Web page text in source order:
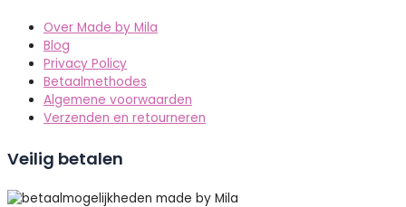
Over Made by Mila
Blog
Privacy Policy
Betaalmethodes
Algemene voorwaarden
Verzenden en retourneren
Veilig betalen